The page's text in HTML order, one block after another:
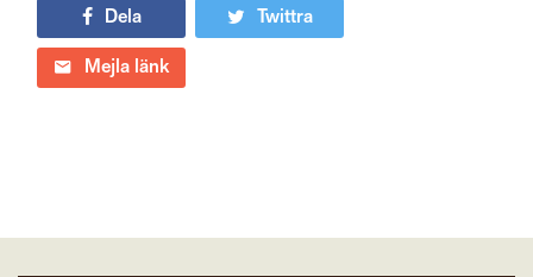
Dela
Twittra
Mejla länk